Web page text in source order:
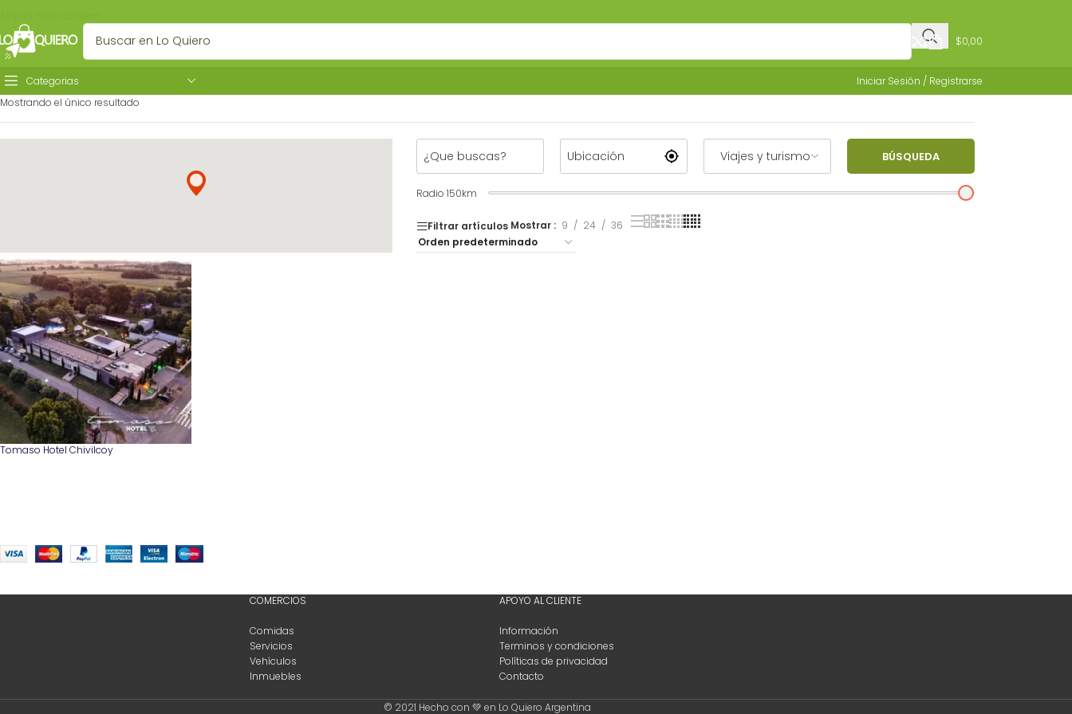
$0,00
Categorias
Iniciar Sesión / Registrarse
Mostrando el único resultado
BÚSQUEDA
Radio 150km
Filtrar artículos Mostrar 9 24 36
Tomaso Hotel Chivilcoy
COMERCIOS
Comidas
Servicios
Vehículos
Inmuebles
APOYO AL CLIENTE
Información
Terminos y condiciones
Políticas de privacidad
Contacto
© 2021 Hecho con 💚 en Lo Quiero Argentina